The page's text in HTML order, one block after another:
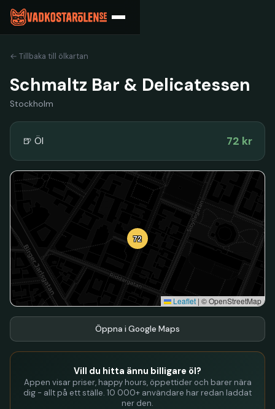
← Tillbaka till ölkartan
Schmaltz Bar & Delicatessen
Stockholm
🍺 Öl 72 kr
72
Leaflet | © OpenStreetMap
Öppna i Google Maps
Vill du hitta ännu billigare öl?
Appen visar priser, happy hours, öppettider och barer nära
dig - allt på ett ställe. 10 000+ användare har redan laddat
ner den.